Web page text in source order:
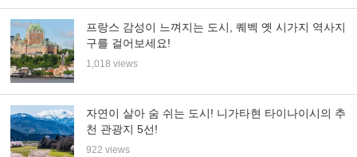
프랑스 감성이 느껴지는 도시, 퀘벡 옛 시가지 역사지
구를 걸어보세요!
1,018 views
자연이 살아 숨 쉬는 도시! 니가타현 타이나이시의 추
천 관광지 5선!
922 views